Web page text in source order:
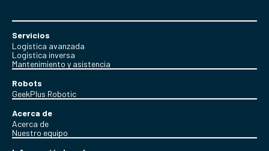
Servicios
Logística avanzada
Logística inversa
Mantenimiento y asistencia
Robots
GeekPlus Robotic
Acerca de
Acerca de
Nuestro equipo